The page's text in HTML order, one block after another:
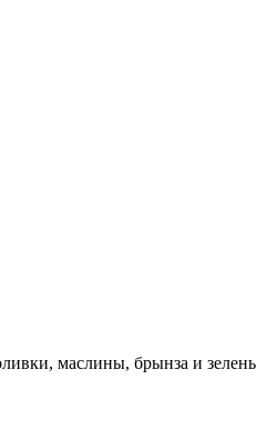
маслины, брынза и зелень